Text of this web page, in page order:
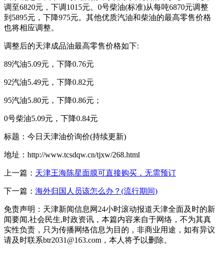
调至6820元，下调1015元。0号柴油(标准)从每吨6870元调整
到5895元，下降975元。其他优质汽油和柴油的最高零售价格
也将相应调整。
调整后的天津成品油最高零售价格如下:
89汽油5.09元，下降0.76元
92汽油5.49元，下降0.82元
95汽油5.80元，下降0.86元；
0号柴油5.09元，下降0.84元
标题：今日天津油价询价(持续更新)
地址：http://www.tcsdqw.cn/tjxw/268.html
上一篇： 天津王海陈星面膜可直接购买，无需预订
下一篇： 海外归国人员该怎么办？(流行期间)
免责声明：天津新闻信息网24小时滚动报道天津全面及时的新
闻要闻,社会民生,时政资讯，本篇内容来自于网络，不为其真
实性负责，只为传播网络信息为目的，非商业用途，如有异议
请及时联系btr2031@163.com，本人将予以删除。